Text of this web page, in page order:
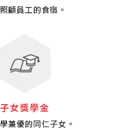
顧員工的食宿。
子女獎學金
兼優的同仁子女。